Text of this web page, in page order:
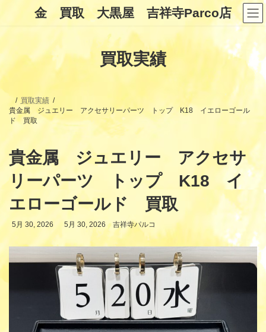
ン
キ
ッ
ー
に
移
金 買取 大黒屋 吉祥寺Parco店
買取実績
買取実績
貴金属 ジュエリー アクセサリーパーツ トップ K18 イエローゴール
ド 買取
貴金属 ジュエリー アクセサ
リーパーツ トップ K18 イ
エローゴールド 買取
5月 30, 2026
最
更
日
5月 30, 2026 吉祥寺パルコ